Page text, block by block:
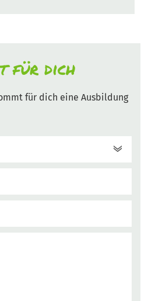
für dich
für dich eine Ausbildung